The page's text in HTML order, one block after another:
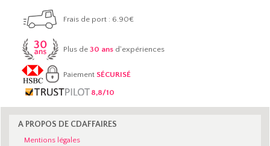
Frais de port : 6.90€
Plus de 30 ansd'expériences
Paiement SÉCURISÉ
8,8/10
A PROPOS DE CDAFFAIRES
Mentions légales